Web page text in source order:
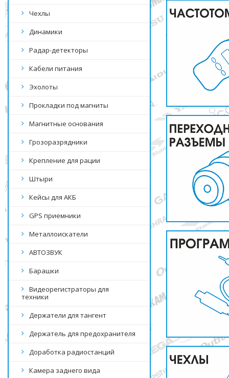
Чехлы
Динамики
Радар-детекторы
Кабели питания
Эхолоты
Прокладки под магниты
Магнитные основания
Грозоразрядники
Крепление для рации
Штыри
Кейсы для АКБ
GPS приемники
Металлоискатели
АВТОЗВУК
Барашки
Видеорегистраторы для
техники
Держатели для тангент
Держатель для предохранителя
Доработка радиостанций
Камера заднего вида